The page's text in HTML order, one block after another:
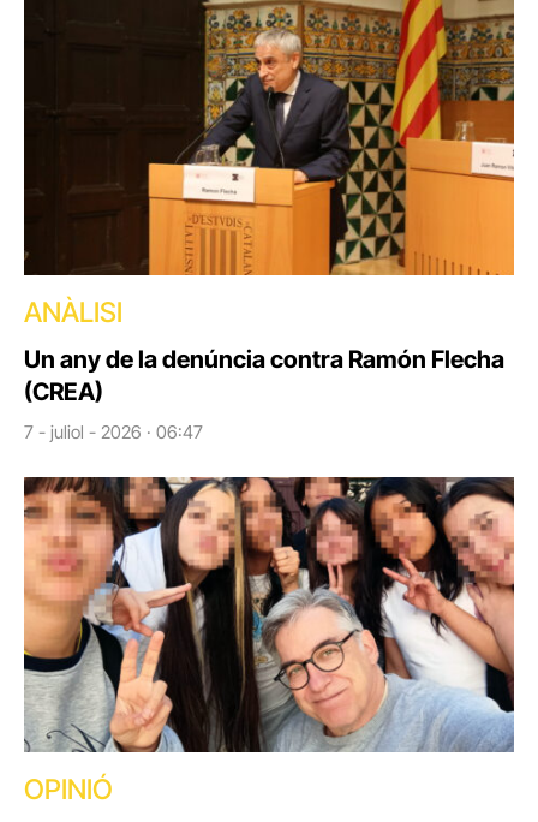
ANÀLISI
Un any de la denúncia contra Ramón Flecha
(CREA)
7 - juliol - 2026 · 06:47
OPINIÓ